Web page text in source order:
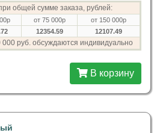
общей сумме заказа, рублей:
от 75 000р
от 150 000р
12354.59 12107.49
руб. обсуждаются индивидуально
В корзину